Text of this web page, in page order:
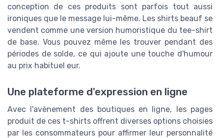
conception de ces produits sont parfois tout aussi
ironiques que le message lui-même. Les shirts beauf se
vendent comme une version humoristique du tee-shirt
de base. Vous pouvez même les trouver pendant des
périodes de solde, ce qui ajoute une touche d'humour
au prix habituel eur.
Une plateforme d'expression en ligne
Avec l'avènement des boutiques en ligne, les pages
produit de ces t-shirts offrent diverses options choisies
par les consommateurs pour affirmer leur personnalité